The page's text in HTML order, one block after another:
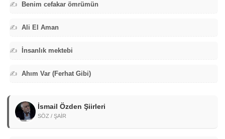
✍️ Benim cefakar ömrümün
✍️ Ali El Aman
✍️ İnsanlık mektebi
✍️ Ahım Var (Ferhat Gibi)
İsmail Özden Şiirleri
SÖZ / ŞAİR